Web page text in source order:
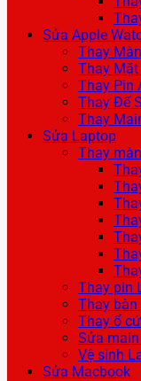
Sửa Apple
Thay
Thay Mặt
Thay Pin
Thay Đế
Thay
Sửa Laptop
Thay
Thay pin
Thay
Thay ổ
Sửa
Vệ sinh
Sửa Macbook